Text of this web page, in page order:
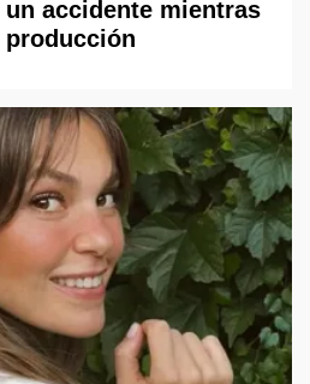
accidente mientras
producción